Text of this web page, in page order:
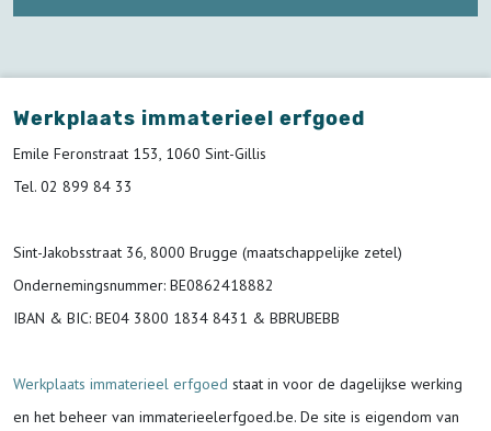
Werkplaats immaterieel erfgoed
Emile Feronstraat 153, 1060 Sint-Gillis
Tel. 02 899 84 33
Sint-Jakobsstraat 36, 8000 Brugge (maatschappelijke zetel)
Ondernemingsnummer: BE0862418882
IBAN & BIC: BE04 3800 1834 8431 & BBRUBEBB
Werkplaats immaterieel erfgoed staat in voor de dagelijkse werking
en het beheer van immaterieelerfgoed.be. De site is eigendom van